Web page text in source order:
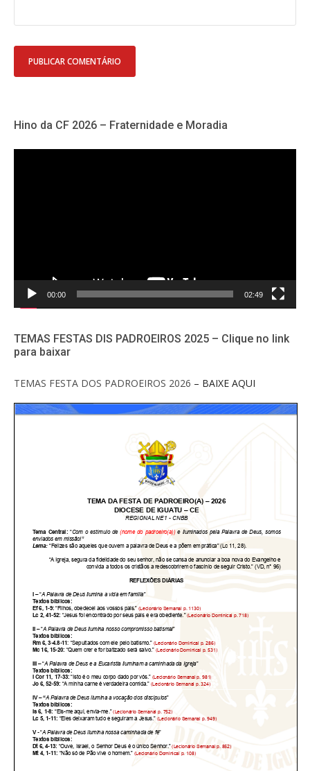
Hino da CF 2026 – Fraternidade e Moradia
00:00 02:49
TEMAS FESTAS DIS PADROEIROS 2025 – Clique no link
para baixar
TEMAS FESTA DOS PADROEIROS 2026 – BAIXE AQUI